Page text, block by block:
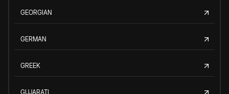
GEORGIAN
GERMAN
GREEK
GUJARATI